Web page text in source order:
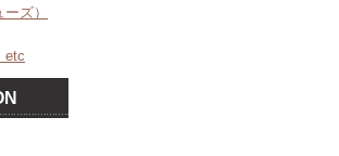
ズ）
etc